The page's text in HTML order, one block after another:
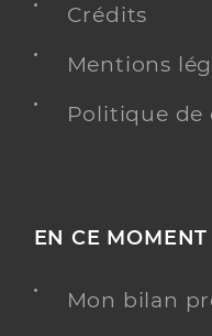
Crédits
Mentions
Politique
EN CE MOMENT
Mon bilan